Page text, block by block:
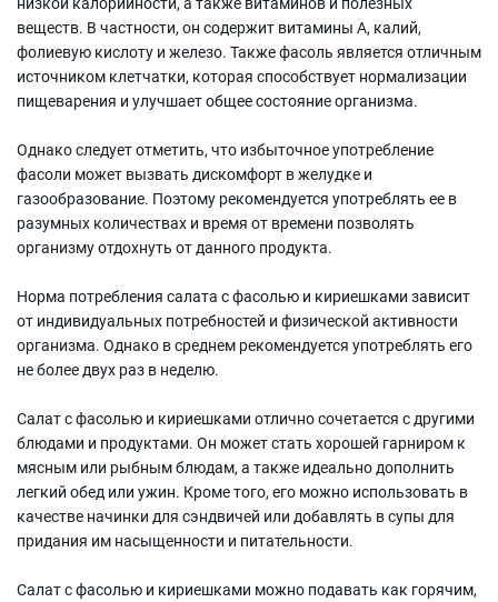
веществ. В частности, он содержит витамины A, калий,
фолиевую кислоту и железо. Также фасоль является отличным
источником клетчатки, которая способствует нормализации
пищеварения и улучшает общее состояние организма.
Однако следует отметить, что избыточное употребление
фасоли может вызвать дискомфорт в желудке и
газообразование. Поэтому рекомендуется употреблять ее в
разумных количествах и время от времени позволять
организму отдохнуть от данного продукта.
Норма потребления салата с фасолью и кириешками зависит
от индивидуальных потребностей и физической активности
организма. Однако в среднем рекомендуется употреблять его
не более двух раз в неделю.
Салат с фасолью и кириешками отлично сочетается с другими
блюдами и продуктами. Он может стать хорошей гарниром к
мясным или рыбным блюдам, а также идеально дополнить
легкий обед или ужин. Кроме того, его можно использовать в
качестве начинки для сэндвичей или добавлять в супы для
придания им насыщенности и питательности.
Салат с фасолью и кириешками можно подавать как горячим,